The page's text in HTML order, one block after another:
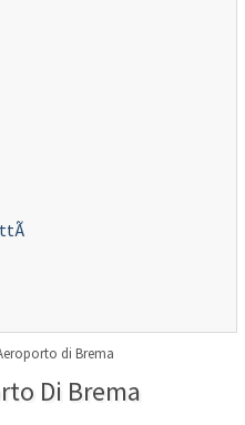
di Brema
Di Brema